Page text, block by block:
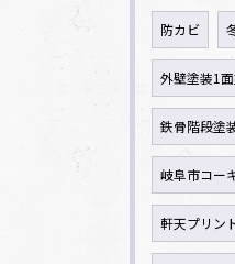
防カビ
外壁塗装1
鉄骨階段塗
岐阜市コー
軒天プリン